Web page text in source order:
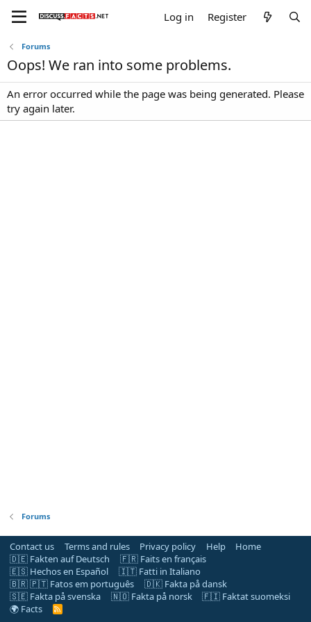
Log in Register
Forums
Oops! We ran into some problems.
An error occurred while the page was being generated. Please
try again later.
Forums
Contact us Terms and rules Privacy policy Help
Home
🇩🇪 Fakten auf Deutsch
🇫🇷 Faits en français
🇪🇸 Hechos en Español
🇮🇹 Fatti in Italiano
🇧🇷 🇵🇹 Fatos em português
🇩🇰 Fakta på dansk
🇸🇪 Fakta på svenska
🇳🇴 Fakta på norsk
🇫🇮 Faktat suomeksi
🌍 Facts
R